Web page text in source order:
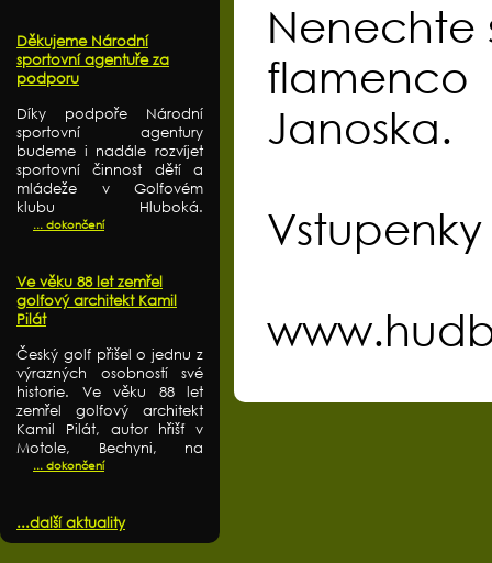
Děkujeme Národní
sportovní agentuře za
podporu
Díky podpoře Národní
sportovní agentury
budeme i nadále rozvíjet
sportovní činnost dětí a
mládeže v Golfovém
klubu Hluboká.
... dokončení
Ve věku 88 let zemřel
golfový architekt Kamil
Pilát
Český golf přišel o jednu z
výrazných osobností své
historie. Ve věku 88 let
zemřel golfový architekt
Kamil Pilát, autor hřišť v
Motole, Bechyni, na
... dokončení
...další aktuality
Nenechte
Janoska.